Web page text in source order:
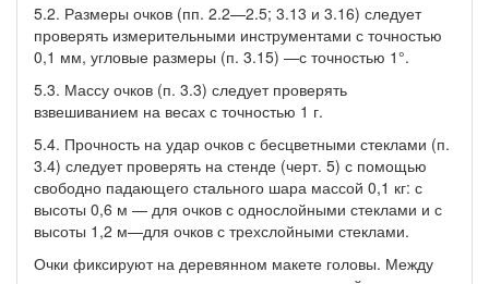
5.2. Размеры очков (пп. 2.2—2.5; 3.13 и 3.16) следует
проверять измерительными инструментами с точностью
0,1 мм, угловые размеры (п. 3.15) —с точностью 1°.
5.3. Массу очков (п. 3.3) следует проверять
взвешиванием на весах с точностью 1 г.
5.4. Прочность на удар очков с бесцветными стеклами (п.
3.4) следует проверять на стенде (черт. 5) с помощью
свободно падающего стального шара массой 0,1 кг: с
высоты 0,6 м — для очков с однослойными стеклами и с
высоты 1,2 м—для очков с трехслойными стеклами.
Очки фиксируют на деревянном макете головы. Между